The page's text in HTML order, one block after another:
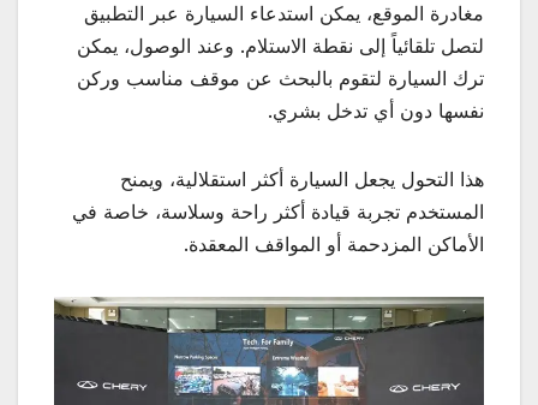
مغادرة الموقع، يمكن استدعاء السيارة عبر التطبيق
لتصل تلقائياً إلى نقطة الاستلام. وعند الوصول، يمكن
ترك السيارة لتقوم بالبحث عن موقف مناسب وركن
نفسها دون أي تدخل بشري.
هذا التحول يجعل السيارة أكثر استقلالية، ويمنح
المستخدم تجربة قيادة أكثر راحة وسلاسة، خاصة في
الأماكن المزدحمة أو المواقف المعقدة.